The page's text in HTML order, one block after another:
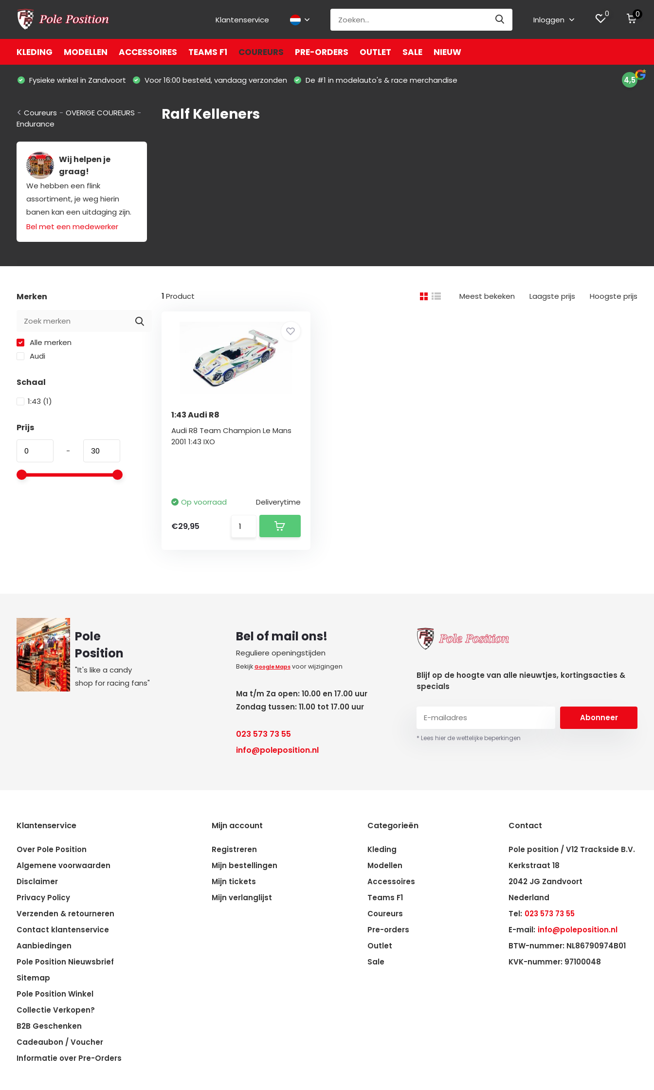
Klantenservice Inloggen
0 0
KLEDING MODELLEN ACCESSOIRES TEAMS F1 COUREURS PRE-ORDERS OUTLET SALE NIEUW
Fysieke winkel in Zandvoort Voor 16:00 besteld, vandaag verzonden De #1 in modelauto's & race merchandise 4,5
Coureurs - OVERIGE COUREURS -
Endurance
Wij helpen je
graag!
We hebben een flink
assortiment, je weg hierin
banen kan een uitdaging zijn.
Bel met een medewerker
Ralf Kelleners
Merken
Alle merken
Audi
Schaal
1:43 (1)
Prijs
-
1Product Meest bekeken Laagste prijs Hoogste prijs
1:43 Audi R8
Audi R8 Team Champion Le Mans
2001 1:43 IXO
Op voorraad Deliverytime
€29,95
Pole
Position
"It's like a candy
shop for racing fans"
Bel of mail ons!
Reguliere openingstijden
Bekijk Google Mapsvoor wijzigingen
Ma t/m Za open: 10.00 en 17.00 uur
Zondag tussen: 11.00 tot 17.00 uur
023 573 73 55
info@poleposition.nl
Blijf op de hoogte van alle nieuwtjes, kortingsacties &
specials
Abonneer
* Lees hier de wettelijke beperkingen
Klantenservice
Over Pole Position
Algemene voorwaarden
Disclaimer
Privacy Policy
Verzenden & retourneren
Contact klantenservice
Aanbiedingen
Pole Position Nieuwsbrief
Sitemap
Pole Position Winkel
Collectie Verkopen?
B2B Geschenken
Cadeaubon / Voucher
Informatie over Pre-Orders
Mijn account
Registreren
Mijn bestellingen
Mijn tickets
Mijn verlanglijst
Categorieën
Kleding
Modellen
Accessoires
Teams F1
Coureurs
Pre-orders
Outlet
Sale
Contact
Pole position / V12 Trackside B.V.
Kerkstraat 18
2042 JG Zandvoort
Nederland
Tel: 023 573 73 55
E-mail: info@poleposition.nl
BTW-nummer: NL86790974B01
KVK-nummer: 97100048